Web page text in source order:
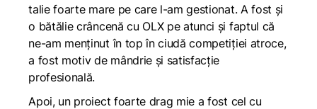
talie foarte mare pe care l-am gestionat. A fost și
o bătălie crâncenă cu OLX pe atunci și faptul că
ne-am menținut în top în ciudă competiției atroce,
a fost motiv de mândrie și satisfacție
profesională.
Apoi, un proiect foarte drag mie a fost cel cu